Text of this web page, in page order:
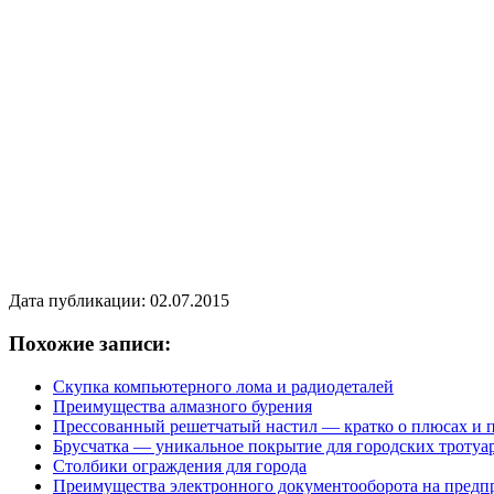
Дата публикации: 02.07.2015
Похожие записи:
Скупка компьютерного лома и радиодеталей
Преимущества алмазного бурения
Прессованный решетчатый настил — кратко о плюсах и
Брусчатка — уникальное покрытие для городских
Столбики ограждения для города
Преимущества электронного документооборота на